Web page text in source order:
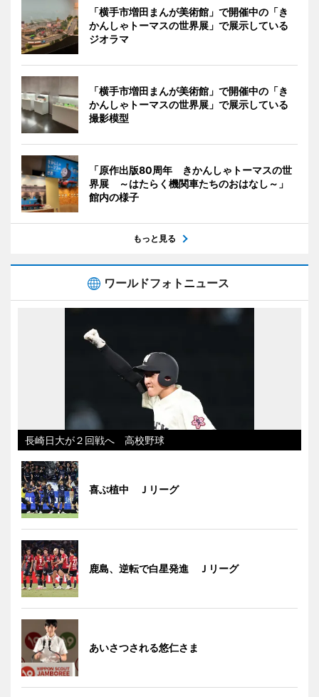
「横手市増田まんが美術館」で開催中の「き
かんしゃトーマスの世界展」で展示している
ジオラマ
「横手市増田まんが美術館」で開催中の「き
かんしゃトーマスの世界展」で展示している
撮影模型
「原作出版80周年 きかんしゃトーマスの世
界展 ～はたらく機関車たちのおはなし～」
館内の様子
もっと見る
ワールドフォトニュース
長崎日大が２回戦へ 高校野球
喜ぶ植中 Ｊリーグ
鹿島、逆転で白星発進 Ｊリーグ
あいさつされる悠仁さま